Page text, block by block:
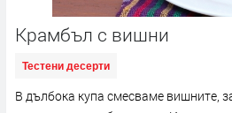
Крамбъл с вишни
Тестени десерти
В дълбока купа смесваме вишните,